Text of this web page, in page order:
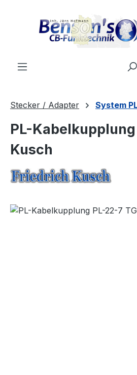
Stecker / Adapter System
PL-Kabelkupplung
Kusch
Bildergalerie überspringen